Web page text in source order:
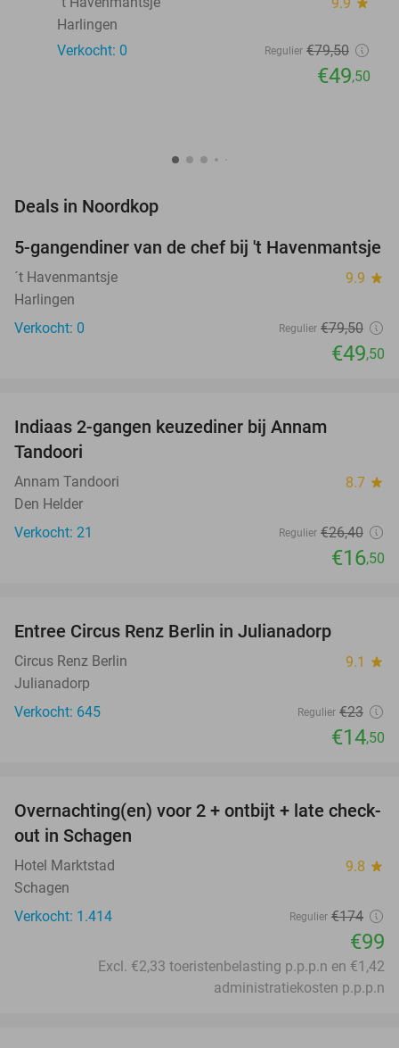
9.9
Harlingen
Verkocht: 0
Regulier €79,50
€49,50
Deals in Noordkop
38%
NEW
TODAY
5-gangendiner van de chef bij 't Havenmantsje
´t Havenmantsje 9.9 star
Harlingen
Verkocht: 0
Regulier €79,50
€49,50
Indiaas 2-gangen keuzediner bij Annam
Tandoori
Annam Tandoori 8.7 star
Den Helder
Verkocht: 21
Regulier €26,40
€16,50
Entree Circus Renz Berlin in Julianadorp
Circus Renz Berlin 9.1 star
Julianadorp
Verkocht: 645
Regulier €23
€14,50
43%
Overnachting(en) voor 2 + ontbijt + late check-
out in Schagen
Hotel Marktstad 9.8 star
Schagen
Verkocht: 1.414
Regulier €174
€99
Excl. €2,33 toeristenbelasting p.p.p.n en €1,42
administratiekosten p.p.p.n